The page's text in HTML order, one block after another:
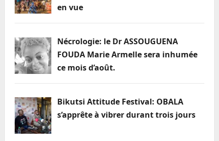
en vue
Nécrologie: le Dr ASSOUGUENA
FOUDA Marie Armelle sera inhumée
ce mois d’août.
Bikutsi Attitude Festival: OBALA
s’apprête à vibrer durant trois jours